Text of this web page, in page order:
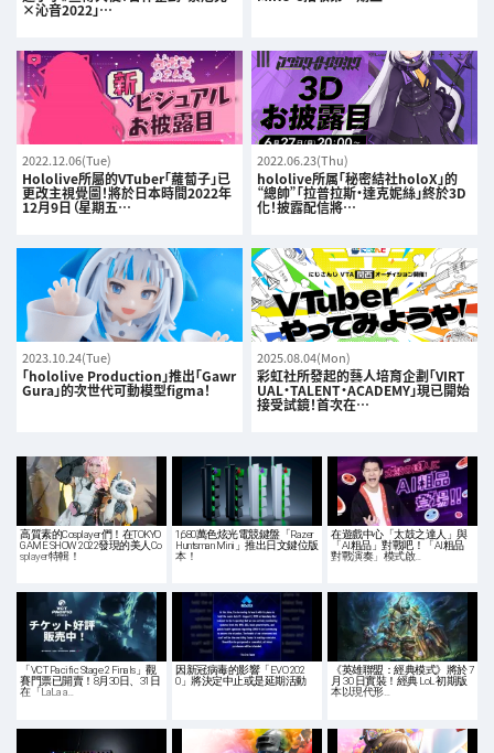
×沁音2022」…
2022.12.06(Tue)
Hololive所屬的VTuber「蘿蔔子」已
更改主視覺圖！將於日本時間2022年
12月9日（星期五…
2022.06.23(Thu)
hololive所属「秘密結社holoX」的
“總帥”「拉普拉斯・達克妮絲」終於3D
化！披露配信將…
2023.10.24(Tue)
「hololive Production」推出「Gawr
Gura」的次世代可動模型figma！
2025.08.04(Mon)
彩虹社所發起的藝人培育企劃「VIRT
UAL・TALENT・ACADEMY」現已開始
接受試鏡！首次在…
高質素的Cosplayer們！在TOKYO
GAME SHOW 2022發現的美人Co
splayer特輯！
1,680萬色炫光電競鍵盤「Razer
Huntsman Mini」推出日文鍵位版
本！
在遊戲中心「太鼓之達人」與
「AI粗品」對戰吧！「AI粗品
對戰演奏」模式啟…
「VCT Pacific Stage 2 Finals」觀
賽門票已開賣！8月30日、31日
在「LaLa a…
因新冠病毒的影響「EVO 202
0」將決定中止或是延期活動
《英雄聯盟：經典模式》將於 7
月 30 日實裝！經典 LoL 初期版
本以現代形…